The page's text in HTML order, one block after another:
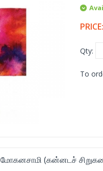
PRICE:
Qty:
To
மோகனசாமி (கன்னடச்